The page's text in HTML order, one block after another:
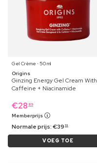
Gel Crème ⋅ 50 ml
Origins
Ginzing Energy Gel Cream With
Caffeine + Niacinamide
€28 89
Memberprijs
Normale prijs:€39 19
VOEG TOE